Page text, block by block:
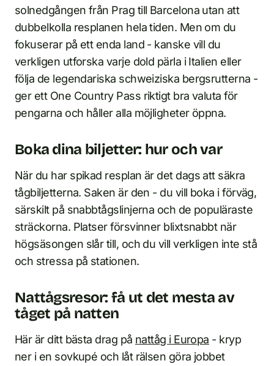
solnedgången från Prag till Barcelona utan att
dubbelkolla resplanen hela tiden. Men om du
fokuserar på ett enda land - kanske vill du
verkligen utforska varje dold pärla i Italien eller
följa de legendariska schweiziska bergsrutterna -
ger ett One Country Pass riktigt bra valuta för
pengarna och håller alla möjligheter öppna.
Boka dina biljetter: hur och var
När du har spikad resplan är det dags att säkra
tågbiljetterna. Saken är den - du vill boka i förväg,
särskilt på snabbtågslinjerna och de populäraste
sträckorna. Platser försvinner blixtsnabbt när
högsäsongen slår till, och du vill verkligen inte stå
och stressa på stationen.
Nattågsresor: få ut det mesta av
tåget på natten
Här är ditt bästa drag på nattåg i Europa - kryp
ner i en sovkupé och låt rälsen göra jobbet